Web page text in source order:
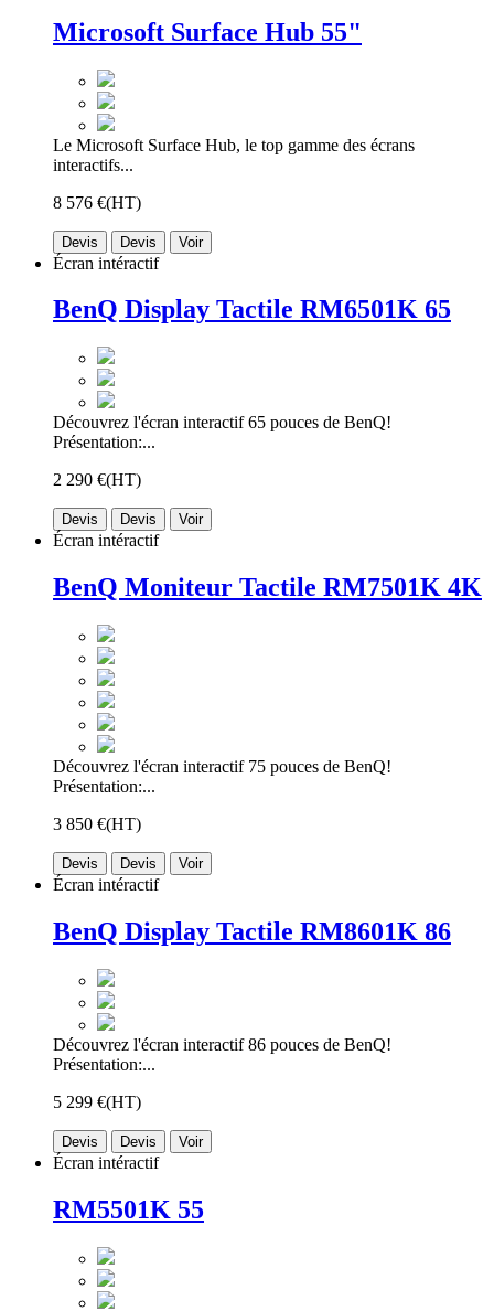
Microsoft Surface Hub 55"
Le Microsoft Surface Hub, le top gamme des écrans
interactifs...
8 576 €(HT)
Devis Devis Voir
Écran intéractif
BenQ Display Tactile RM6501K 65
Découvrez l'écran interactif 65 pouces de BenQ!
Présentation:...
2 290 €(HT)
Devis Devis Voir
Écran intéractif
BenQ Moniteur Tactile RM7501K 4K
Découvrez l'écran interactif 75 pouces de BenQ!
Présentation:...
3 850 €(HT)
Devis Devis Voir
Écran intéractif
BenQ Display Tactile RM8601K 86
Découvrez l'écran interactif 86 pouces de BenQ!
Présentation:...
5 299 €(HT)
Devis Devis Voir
Écran intéractif
RM5501K 55